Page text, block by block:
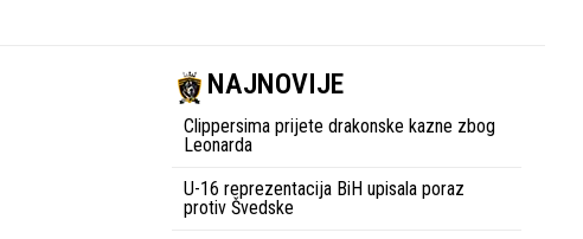
NAJNOVIJE
Clippersima prijete drakonske kazne zbog
Leonarda
U-16 reprezentacija BiH upisala poraz
protiv Švedske